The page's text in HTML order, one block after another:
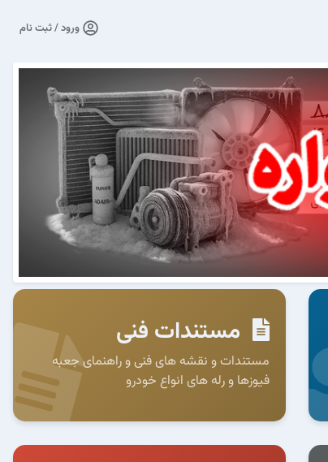
ورود / ثبت نام
مستندات فنی
مستندات و نقشه های فنی و راهنمای جعبه
فیوزها و رله های انواع خودرو